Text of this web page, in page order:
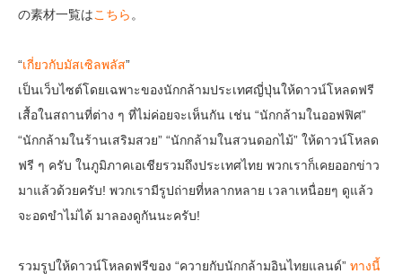
の素材一覧はこちら 。
“เกี่ยวกับมัสเซิลพลัส”
เป็นเว็บไซต์โดยเฉพาะของนักกล้ามประเทศญี่ปุ่นให้ดาวน์โหลดฟรี
เสื้อในสถานที่ต่าง ๆ ที่ไม่ค่อยจะเห็นกัน เช่น “นักกล้ามในออฟฟิศ”
“นักกล้ามในร้านเสริมสวย” “นักกล้ามในสวนดอกไม้” ให้ดาวน์โหลด
ฟรี ๆ ครับ ในภูมิภาคเอเชียรวมถึงประเทศไทย พวกเราก็เคยออกข่าว
มาแล้วด้วยครับ! พวกเรามีรูปถ่ายที่หลากหลาย เวลาเหนื่อยๆ ดูแล้ว
จะอดขำไม่ได้ มาลองดูกันนะครับ!
รวมรูปให้ดาวน์โหลดฟรีของ “ควายกับนักกล้ามอินไทยแลนด์” ทางนี้